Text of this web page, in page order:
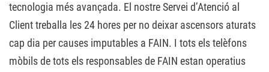
tecnologia més avançada. El nostre Servei d’Atenció al
Client treballa les 24 hores per no deixar ascensors aturats
cap dia per causes imputables a FAIN. I tots els telèfons
mòbils de tots els responsables de FAIN estan operatius